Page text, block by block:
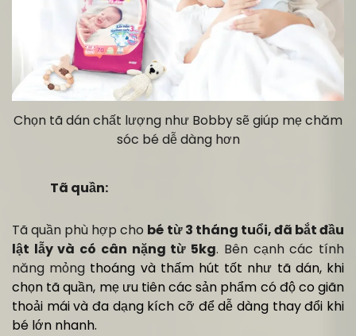
Chọn tã dán chất lượng như Bobby sẽ giúp mẹ chăm
sóc bé dễ dàng hơn
Tã quần:
Tã quần phù hợp cho bé từ 3 tháng tuổi, đã bắt đầu
lật lẫy và có cân nặng từ 5kg. Bên cạnh các tính
năng mỏng thoáng và thấm hút tốt như tã dán, khi
chọn tã quần, mẹ ưu tiên các sản phẩm có độ co giãn
thoải mái và đa dạng kích cỡ để dễ dàng thay đổi khi
bé lớn nhanh.